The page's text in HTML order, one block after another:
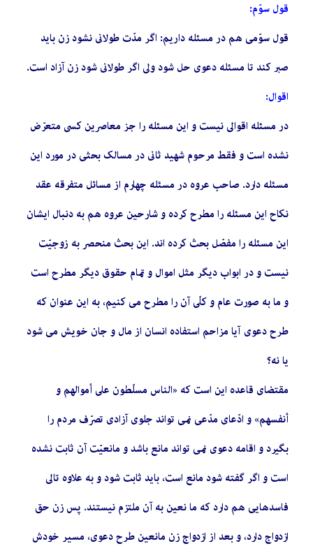
قول سوّم:
قول سوّمى هم در مسئله داریم: اگر مدّت طولانى نشود زن باید
صبر کند تا مسئله دعوى حل شود ولى اگر طولانى شود زن آزاد است.
اقوال:
در مسئله اقوالى نیست و این مسئله را جز معاصرین کسى متعرّض
نشده است و فقط مرحوم شهید ثانى در مسالک بحثى در مورد این
مسئله دارد. صاحب عروه در مسئله چهارم از مسائل متفرقه عقد
نکاح این مسئله را مطرح کرده و شارحین عروه هم به دنبال ایشان
این مسئله را مفصّل بحث کرده اند. این بحث منحصر به زوجیّت
نیست و در ابواب دیگر مثل اموال و تمام حقوق دیگر مطرح است
و ما به صورت عام و کلّى آن را مطرح مى کنیم، به این عنوان که
طرح دعوى آیا مزاحم استفاده انسان از مال و جان خویش مى شود
یا نه؟
مقتضاى قاعده این است که «الناس مسلّطون على أموالهم و
أنفسهم» و ادّعاى مدّعى نمى تواند جلوى آزادى تصرّف مردم را
بگیرد و اقامه دعوى نمى تواند مانع باشد و مانعیّت آن ثابت نشده
است و اگر گفته شود مانع است، باید ثابت شود و به علاوه تالى
فاسدهایى هم دارد که ما نعین به آن ملتزم نیستند. پس زن حق
ازدواج دارد، و بعد از ازدواج زن مانعین طرح دعوى، مسیر خودش